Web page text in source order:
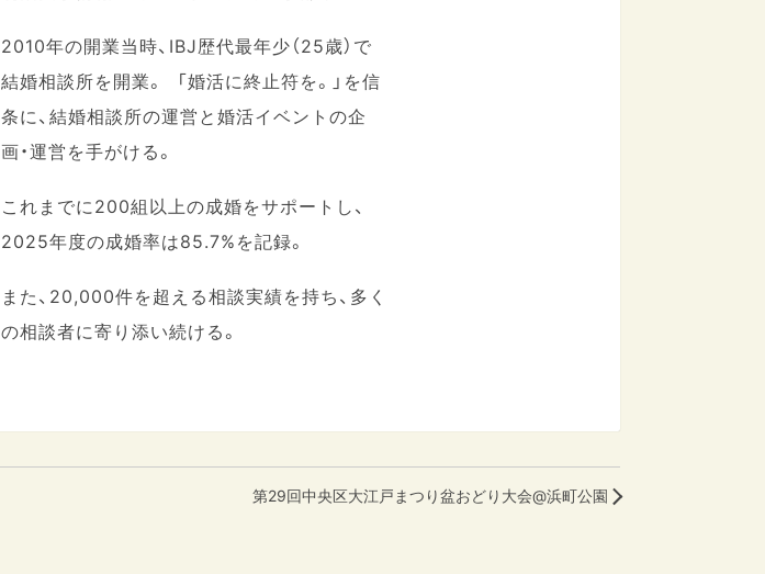
2010年の開業当時、IBJ歴代最年少（25歳）で
結婚相談所を開業。 「婚活に終止符を。」を信
条に、結婚相談所の運営と婚活イベントの企
画・運営を手がける。
これまでに200組以上の成婚をサポートし、
2025年度の成婚率は85.7%を記録。
また、20,000件を超える相談実績を持ち、多く
の相談者に寄り添い続ける。
第29回中央区大江戸まつり盆おどり大会@浜町公園